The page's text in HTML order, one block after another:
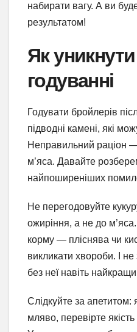
набирати вагу. А ви
результатом!
Як
годуванні
Годувати бройлерів
підводні камені, які
Неправильний раціон
м’яса. Давайте
найпоширеніших
Не перегодовуйте
ожиріння, а не до
корму — пліснява чи
викликати хвороби. І
без неї навіть
Слідкуйте за апетитом:
мляво, перевірте